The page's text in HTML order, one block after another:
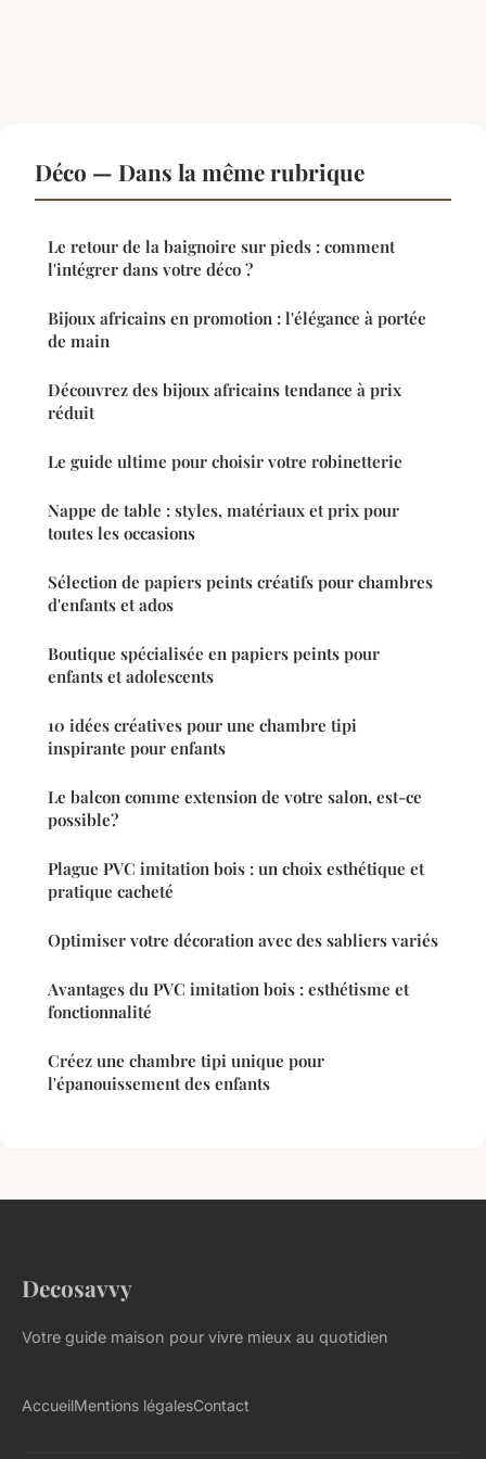
Déco — Dans la même rubrique
Le retour de la baignoire sur pieds : comment
l'intégrer dans votre déco ?
Bijoux africains en promotion : l'élégance à portée
de main
Découvrez des bijoux africains tendance à prix
réduit
Le guide ultime pour choisir votre robinetterie
Nappe de table : styles, matériaux et prix pour
toutes les occasions
Sélection de papiers peints créatifs pour chambres
d'enfants et ados
Boutique spécialisée en papiers peints pour
enfants et adolescents
10 idées créatives pour une chambre tipi
inspirante pour enfants
Le balcon comme extension de votre salon, est-ce
possible?
Plague PVC imitation bois : un choix esthétique et
pratique cacheté
Optimiser votre décoration avec des sabliers variés
Avantages du PVC imitation bois : esthétisme et
fonctionnalité
Créez une chambre tipi unique pour
l'épanouissement des enfants
Decosavvy
Votre guide maison pour vivre mieux au quotidien
AccueilMentions légalesContact